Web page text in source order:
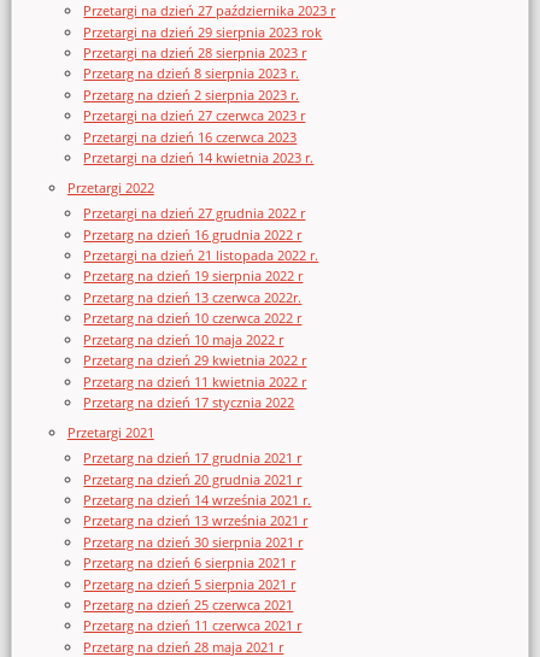
Przetargi na dzień 27 października 2023 r
Przetargi na dzień 29 sierpnia 2023 rok
Przetargi na dzień 28 sierpnia 2023 r
Przetarg na dzień 8 sierpnia 2023 r.
Przetarg na dzień 2 sierpnia 2023 r.
Przetargi na dzień 27 czerwca 2023 r
Przetargi na dzień 16 czerwca 2023
Przetargi na dzień 14 kwietnia 2023 r.
Przetargi 2022
Przetargi na dzień 27 grudnia 2022 r
Przetarg na dzień 16 grudnia 2022 r
Przetargi na dzień 21 listopada 2022 r.
Przetarg na dzień 19 sierpnia 2022 r
Przetarg na dzień 13 czerwca 2022r.
Przetarg na dzień 10 czerwca 2022 r
Przetarg na dzień 10 maja 2022 r
Przetarg na dzień 29 kwietnia 2022 r
Przetarg na dzień 11 kwietnia 2022 r
Przetarg na dzień 17 stycznia 2022
Przetargi 2021
Przetarg na dzień 17 grudnia 2021 r
Przetarg na dzień 20 grudnia 2021 r
Przetarg na dzień 14 września 2021 r.
Przetarg na dzień 13 września 2021 r
Przetarg na dzień 30 sierpnia 2021 r
Przetarg na dzień 6 sierpnia 2021 r
Przetarg na dzień 5 sierpnia 2021 r
Przetarg na dzień 25 czerwca 2021
Przetarg na dzień 11 czerwca 2021 r
Przetarg na dzień 28 maja 2021 r